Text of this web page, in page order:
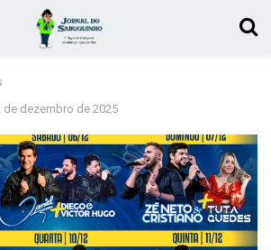
de dezembro de 2025